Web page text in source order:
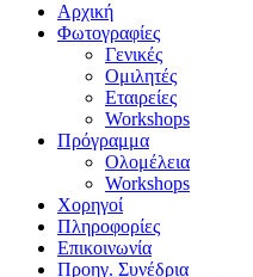
Αρχική
Φωτογραφίες
Γενικές
Ομιλητές
Εταιρείες
Workshops
Πρόγραμμα
Ολομέλεια
Workshops
Χορηγοί
Πληροφορίες
Επικοινωνία
Προηγ. Συνέδρια